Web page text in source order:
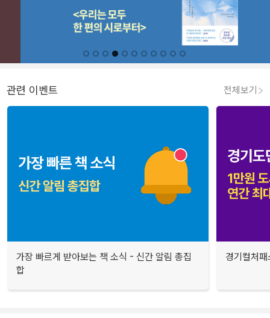
관련 이벤트 전체보기
가장 빠르게 받아보는 책 소식 - 신간 알림 총집
합
경기컬처